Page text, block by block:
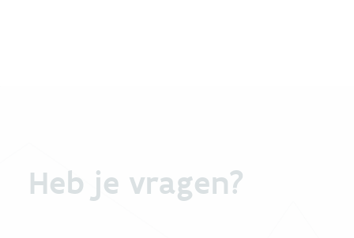
Heb je vragen?